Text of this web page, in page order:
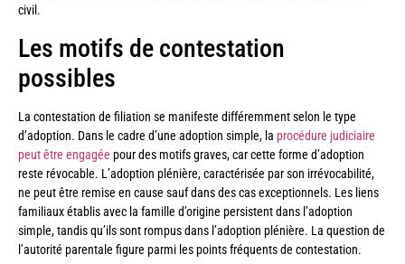
civil.
Les motifs de contestation
possibles
La contestation de filiation se manifeste différemment selon le type
d’adoption. Dans le cadre d’une adoption simple, la procédure judiciaire
peut être engagée pour des motifs graves, car cette forme d’adoption
reste révocable. L’adoption plénière, caractérisée par son irrévocabilité,
ne peut être remise en cause sauf dans des cas exceptionnels. Les liens
familiaux établis avec la famille d’origine persistent dans l’adoption
simple, tandis qu’ils sont rompus dans l’adoption plénière. La question de
l’autorité parentale figure parmi les points fréquents de contestation.